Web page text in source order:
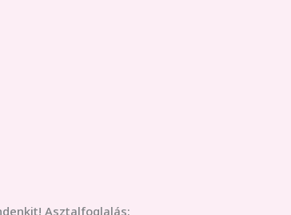
Asztalfoglalás: